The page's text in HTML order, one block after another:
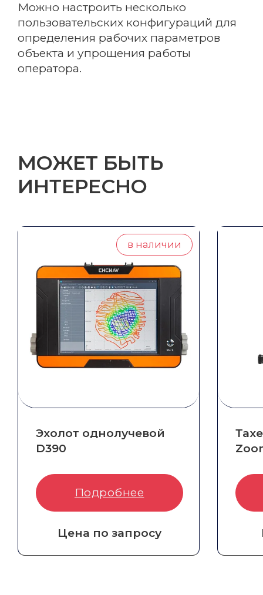
Можно настроить несколько
пользовательских конфигураций для
определения рабочих параметров
объекта и упрощения работы
оператора.
МОЖЕТ БЫТЬ
ИНТЕРЕСНО
в наличии
Эхолот однолучевой
D390
Артикул:
Подробнее
Цена по запросу